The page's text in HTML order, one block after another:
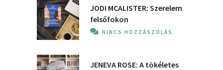
JODI MCALISTER: Szerelem
felsőfokon
NINCS HOZZÁSZÓLÁS
JENEVA ROSE: A ​tökéletes